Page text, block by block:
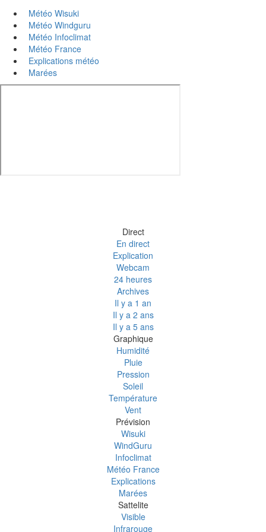
Météo Wisuki
Météo Windguru
Météo Infoclimat
Météo France
Explications météo
Marées
Direct
En direct
Explication
Webcam
24 heures
Archives
Il y a 1 an
Il y a 2 ans
Il y a 5 ans
Graphique
Humidité
Pluie
Pression
Soleil
Température
Vent
Prévision
Wisuki
WindGuru
Infoclimat
Météo France
Explications
Marées
Sattelite
Visible
Infrarouge